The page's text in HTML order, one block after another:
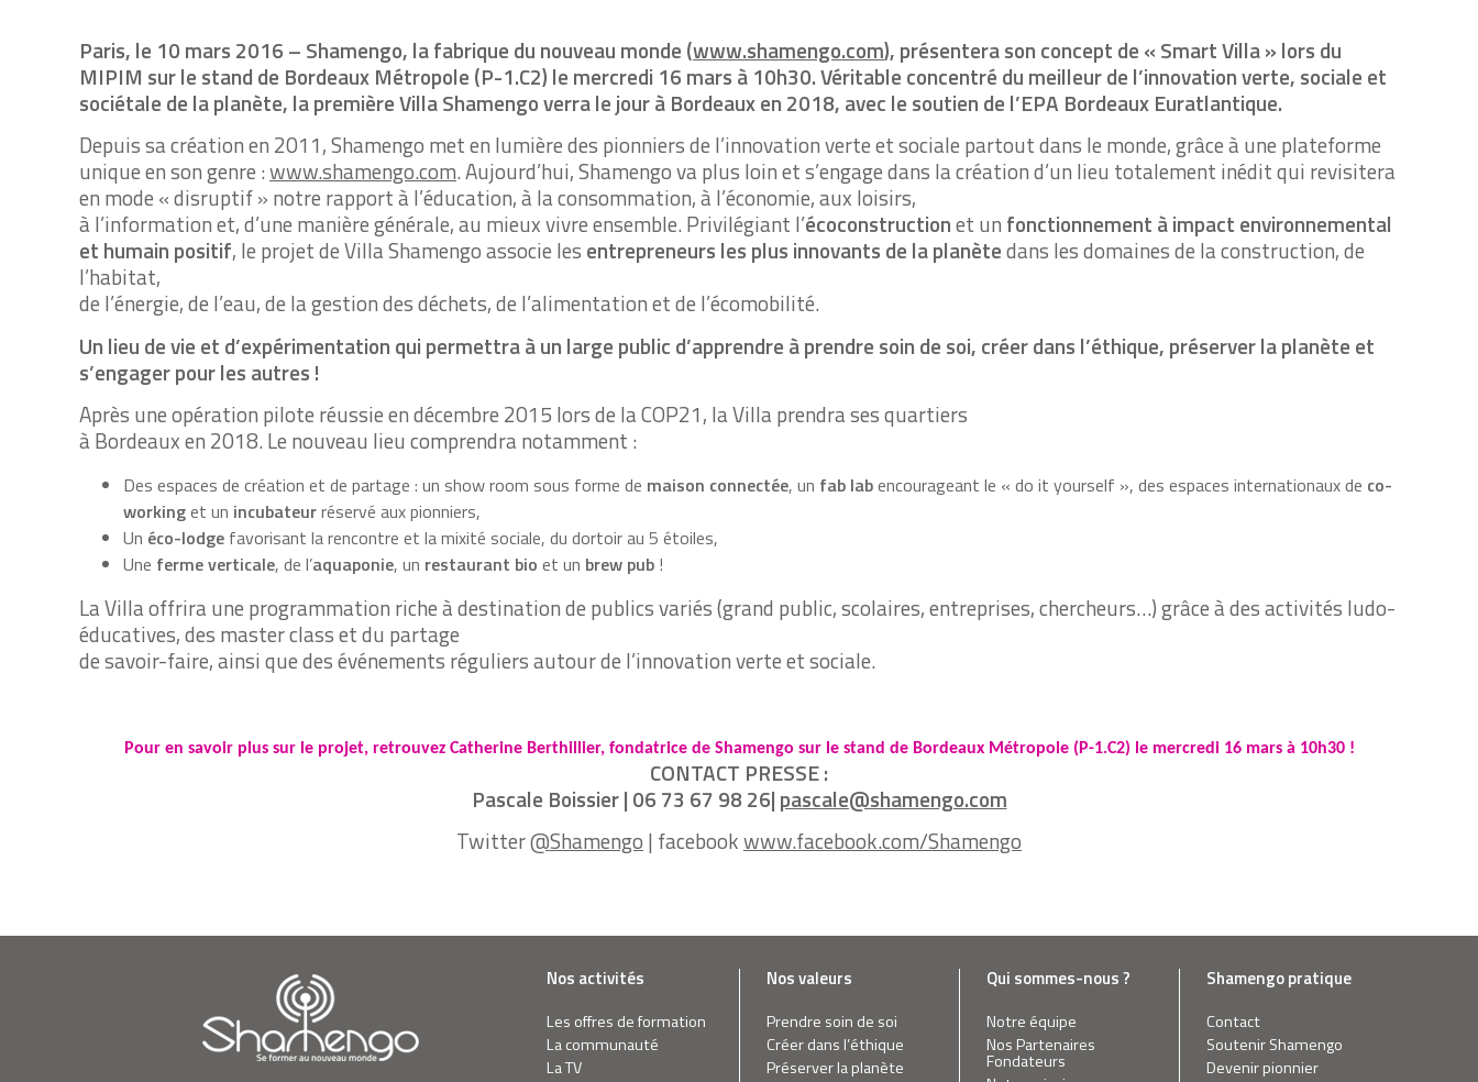
Paris, le 10 mars 2016 – Shamengo, la fabrique du nouveau monde (www.shamengo.com), présentera son concept de « Smart Villa » lors du
MIPIM sur le stand de Bordeaux Métropole (P-1.C2) le mercredi 16 mars à 10h30. Véritable concentré du meilleur de l’innovation verte, sociale et
sociétale de la planète, la première Villa Shamengo verra le jour à Bordeaux en 2018, avec le soutien de l’EPA Bordeaux Euratlantique.
Depuis sa création en 2011, Shamengo met en lumière des pionniers de l’innovation verte et sociale partout dans le monde, grâce à une plateforme
unique en son genre :www.shamengo.com. Aujourd’hui, Shamengo va plus loin et s’engage dans la création d’un lieu totalement inédit qui revisitera
en mode « disruptif » notre rapport à l’éducation, à la consommation, à l’économie, aux loisirs,
à l’information et, d’une manière générale, au mieux vivre ensemble. Privilégiant l’écoconstructionet un fonctionnement à impact environnemental
et humain positif, le projet de Villa Shamengo associe les entrepreneurs les plus innovants de la planètedans les domaines de la construction, de
l’habitat,
de l’énergie, de l’eau, de la gestion des déchets, de l’alimentation et de l’écomobilité.
Un lieu de vie et d’expérimentation qui permettra à un large public d’apprendre à prendre soin de soi, créer dans l’éthique, préserver la planète et
s’engager pour les autres !
Après une opération pilote réussie en décembre 2015 lors de la COP21, la Villa prendra ses quartiers
à Bordeaux en 2018. Le nouveau lieu comprendra notamment :
Des espaces de création et de partage : un show room sous forme de maison connectée, un fab labencourageant le « do it yourself », des espaces internationaux de co-
workinget un incubateurréservé aux pionniers,
Un éco-lodge favorisant la rencontre et la mixité sociale, du dortoir au 5 étoiles,
Une ferme verticale, de l’aquaponie, un restaurant bio et un brew pub !
La Villa offrira une programmation riche à destination de publics variés (grand public, scolaires, entreprises, chercheurs…) grâce à des activités ludo-
éducatives, des master class et du partage
de savoir-faire, ainsi que des événements réguliers autour de l’innovation verte et sociale.
Pour en savoir plus sur le projet, retrouvez Catherine Berthillier, fondatrice de Shamengo sur le stand de Bordeaux Métropole (P-1.C2) le mercredi 16 mars à 10h30 !
CONTACT PRESSE :
Pascale Boissier | 06 73 67 98 26| pascale@shamengo.com
Twitter@Shamengo | facebookwww.facebook.com/Shamengo
Nos activités
Les offres de formation
La communauté
La TV
Nos valeurs
Prendre soin de soi
Créer dans l’éthique
Préserver la planète
Qui sommes-nous ?
Notre équipe
Nos Partenaires
Fondateurs
Shamengo pratique
Contact
Soutenir Shamengo
Devenir pionnier